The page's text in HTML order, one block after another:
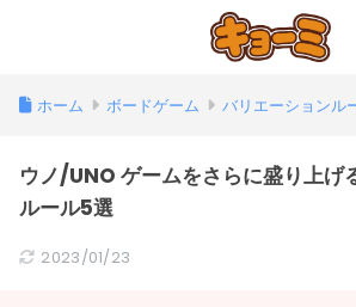
ホーム ボードゲーム バリエーションル
ウノ/UNO ゲームをさらに盛り上げ
ルール5選
2023/01/23